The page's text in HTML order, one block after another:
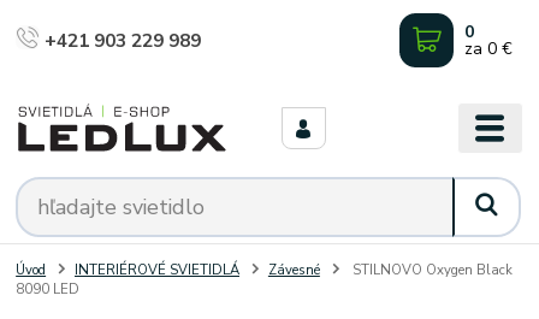
+421 903 229 989 0
za 0 €
Úvod INTERIÉROVÉ SVIETIDLÁ Závesné
STILNOVO Oxygen Black
8090 LED